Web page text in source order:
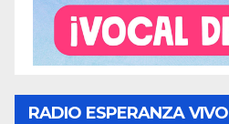
RADIO ESPERANZA VIVO